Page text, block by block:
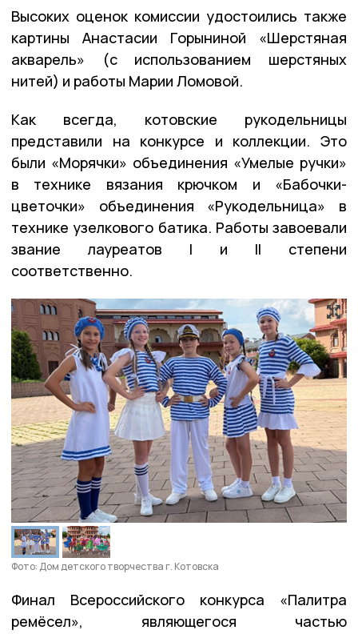
Высоких оценок комиссии удостоились также
картины Анастасии Горыниной «Шерстяная
акварель» (с использованием шерстяных
нитей) и работы Марии Ломовой.
Как всегда, котовские рукодельницы
представили на конкурсе и коллекции. Это
были «Морячки» объединения «Умелые ручки»
в технике вязания крючком и «Бабочки-
цветочки» объединения «Рукодельница» в
технике узелкового батика. Работы завоевали
звание лауреатов I и II степени
соответственно.
Фото: Дом детского творчества г. Котовска
Финал Всероссийского конкурса «Палитра
ремёсел», являющегося частью